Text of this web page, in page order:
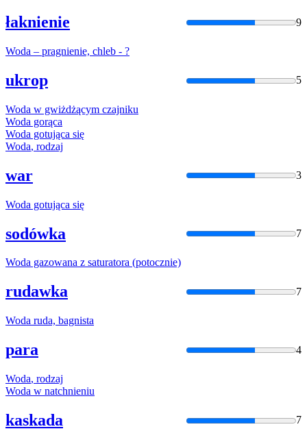
łaknienie 9
Woda – pragnienie, chleb - ?
ukrop 5
Woda w gwiżdżącym czajniku
Woda gorąca
Woda gotująca się
Woda, rodzaj
war 3
Woda gotująca się
sodówka 7
Woda gazowana z saturatora (potocznie)
rudawka 7
Woda ruda, bagnista
para 4
Woda, rodzaj
Woda w natchnieniu
kaskada 7